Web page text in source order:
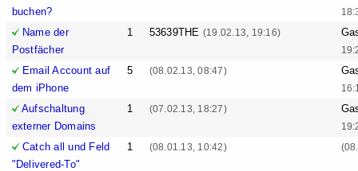
buchen?
Name der
Postfächer
1 53639THE (19.02.13, 19:16)
Email Account auf
dem iPhone
5 (08.02.13, 08:47)
Aufschaltung
externer Domains
1 (07.02.13, 18:27)
Catch all und Feld
"Delivered-To"
1 (08.01.13, 10:42)